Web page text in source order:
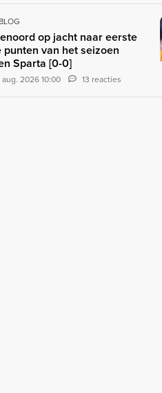
op jacht naar eerste
punten van het seizoen
Sparta [0-0]
2026 10:00 13 reacties